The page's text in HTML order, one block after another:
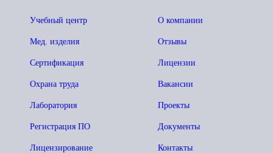
О компании
Отзывы
Лицензии
Вакансии
Проекты
Документы
Контакты
Учебный центр
Мед. изделия
Сертификация
Охрана труда
Лаборатория
Регистрация ПО
Лицензирование